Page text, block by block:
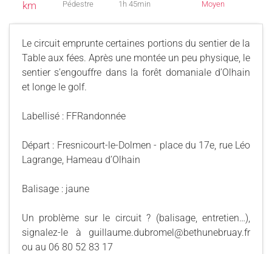
km Pédestre 1h 45min Moyen
Le circuit emprunte certaines portions du sentier de la
Table aux fées. Après une montée un peu physique, le
sentier s’engouffre dans la forêt domaniale d’Olhain
et longe le golf.
Labellisé : FFRandonnée
Départ : Fresnicourt-le-Dolmen - place du 17e, rue Léo
Lagrange, Hameau d’Olhain
Balisage : jaune
Un problème sur le circuit ? (balisage, entretien…),
signalez-le à guillaume.dubromel@bethunebruay.fr
ou au 06 80 52 83 17